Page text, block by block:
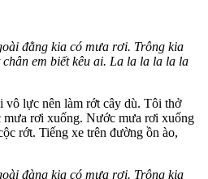
đằng kia có mưa rơi. Trông kia
em biết kêu ai. La la la la la la
lực nên làm rớt cây dù. Tôi thở
rơi xuống. Nước mưa rơi xuống
rớt. Tiếng xe trên đường ồn ào,
đàng kia có mưa rơi. Trông kia